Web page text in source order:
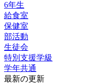
6年生
給食室
保健室
部活動
生徒会
特別支援学級
学年共通
最新の更新